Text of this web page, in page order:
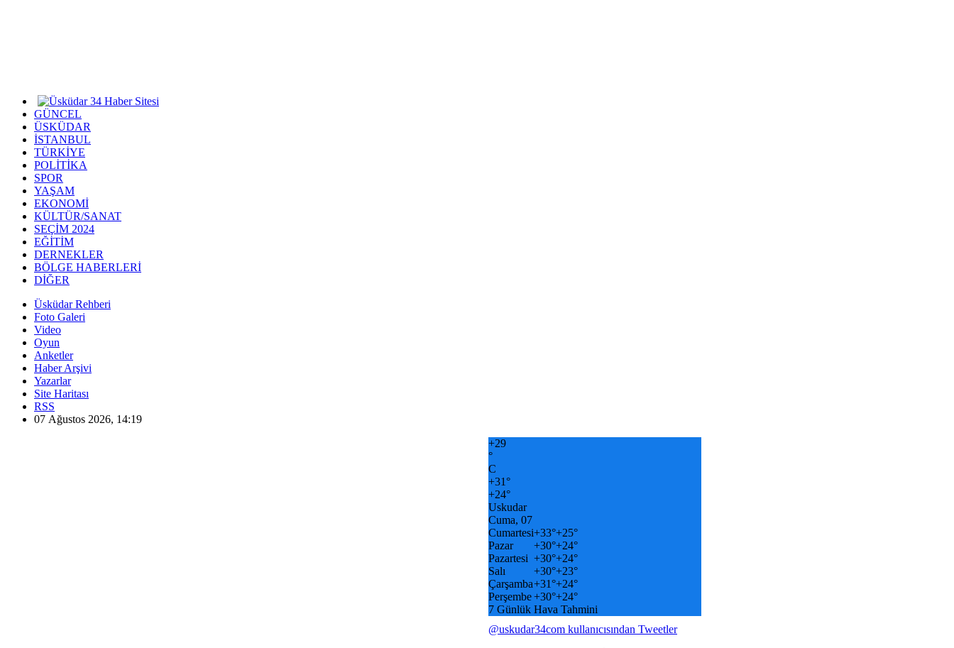
GÜNCEL
ÜSKÜDAR
İSTANBUL
TÜRKİYE
POLİTİKA
SPOR
YAŞAM
EKONOMİ
KÜLTÜR/SANAT
SEÇİM 2024
EĞİTİM
DERNEKLER
BÖLGE HABERLERİ
DİĞER
Üsküdar Rehberi
Foto Galeri
Video
Oyun
Anketler
Haber Arşivi
Yazarlar
Site Haritası
RSS
07 Ağustos 2026, 14:19
+29
°
C
+31°
+24°
Uskudar
Cuma, 07
Cumartesi+33°+25°
Pazar
+30°+24°
Pazartesi +30°+24°
Salı
+30°+23°
Çarşamba+31°+24°
Perşembe+30°+24°
7 Günlük Hava Tahmini
@uskudar34com kullanıcısından Tweetler